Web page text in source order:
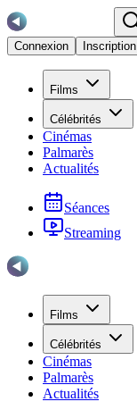
Connexion
Inscription
Films
Célébrités
Cinémas
Palmarès
Actualités
Séances
Streaming
Films
Célébrités
Cinémas
Palmarès
Actualités